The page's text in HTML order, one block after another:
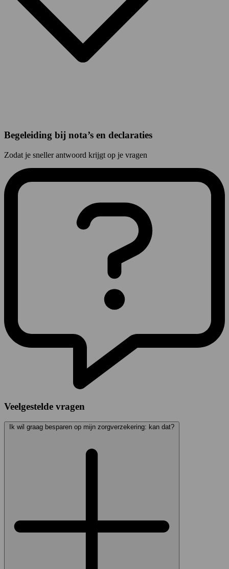
Begeleiding bij nota’s en declaraties
Zodat je sneller antwoord krijgt op je vragen
Veelgestelde vragen
Ik wil graag besparen op mijn zorgverzekering: kan dat?